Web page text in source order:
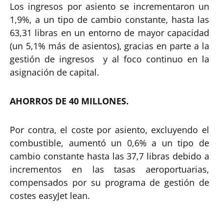
Los ingresos por asiento se incrementaron un
1,9%, a un tipo de cambio constante, hasta las
63,31 libras en un entorno de mayor capacidad
(un 5,1% más de asientos), gracias en parte a la
gestión de ingresos y al foco continuo en la
asignación de capital.
AHORROS DE 40 MILLONES.
Por contra, el coste por asiento, excluyendo el
combustible, aumentó un 0,6% a un tipo de
cambio constante hasta las 37,7 libras debido a
incrementos en las tasas aeroportuarias,
compensados por su programa de gestión de
costes easyJet lean.